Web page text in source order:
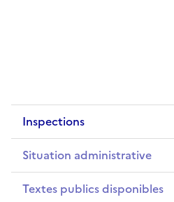
Inspections
Situation administrative
Textes publics disponibles